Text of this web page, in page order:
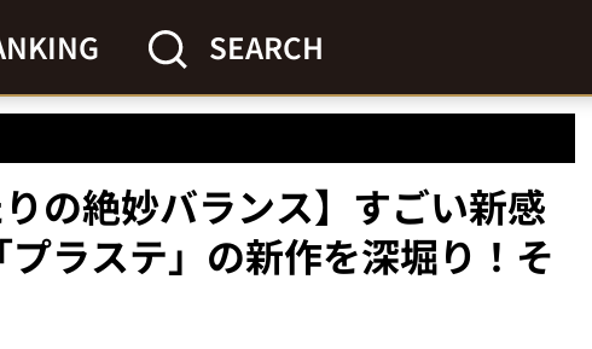
SEARCH
りの絶妙バランス】すごい新感
ラステ」の新作を深堀り！そ